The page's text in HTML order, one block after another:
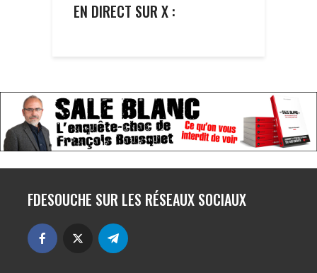
EN DIRECT SUR X :
FDESOUCHE SUR LES RÉSEAUX SOCIAUX